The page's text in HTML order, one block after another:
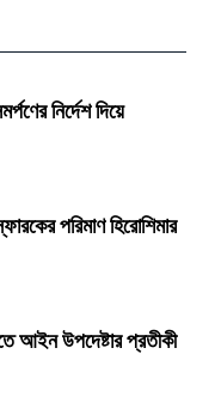
নির্দেশ দিয়ে
পরিমাণ হিরোশিমার
আইন উপদেষ্টার প্রতীকী